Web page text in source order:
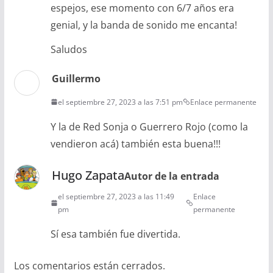
espejos, ese momento con 6/7 años era
genial, y la banda de sonido me encanta!
Saludos
Guillermo
el septiembre 27, 2023 a las 7:51 pm Enlace permanente
Y la de Red Sonja o Guerrero Rojo (como la
vendieron acá) también esta buena!!!
Hugo ZapataAutor de la entrada
el septiembre 27, 2023 a las 11:49
pm
Enlace
permanente
Sí esa también fue divertida.
Los comentarios están cerrados.